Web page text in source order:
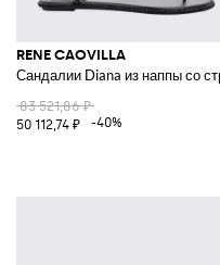
RENE CAOVILLA
Сандалии Diana из наппы со
83 521,86 ₽
50 112,74 ₽
-40%